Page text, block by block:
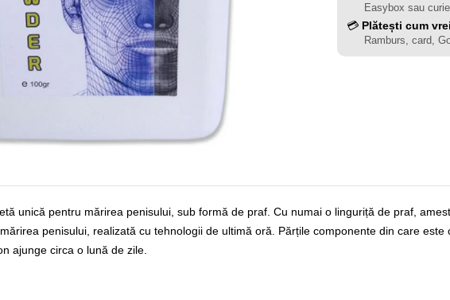
Easybox sau
💳 Plătești cum vrei
Ramburs, card,
unică pentru mărirea penisului, sub formă de praf. Cu numai o linguriță de praf,
penisului, realizată cu tehnologii de ultimă oră. Părțile componente din care
ajunge circa o lună de zile.